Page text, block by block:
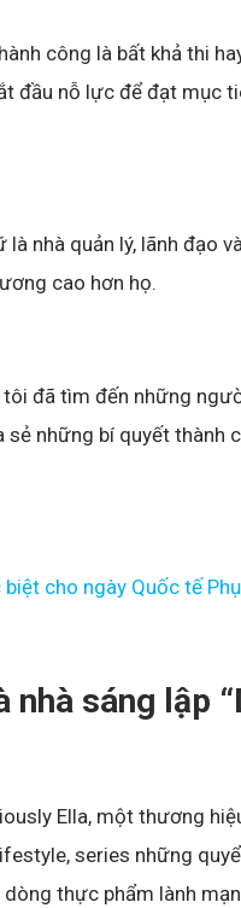
công là bất khả thi
đầu nỗ lực để đạt mục
nhà quản lý, lãnh đạo
cao hơn họ.
tôi đã tìm đến những
những bí quyết thành
cho ngày Quốc tế
sáng lập
Ella, một thương
series những
thực phẩm lành
Group trên